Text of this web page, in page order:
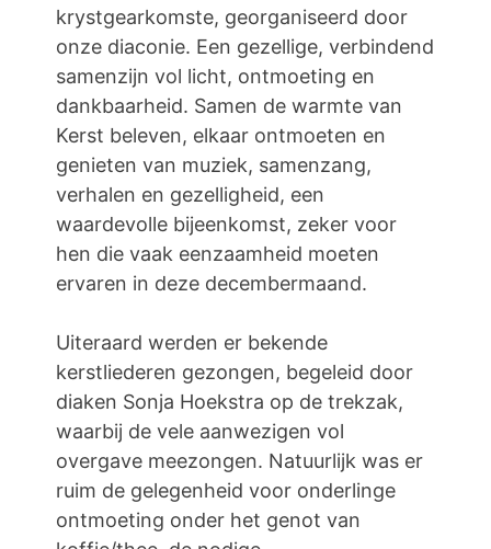
krystgearkomste, georganiseerd door
onze diaconie. Een gezellige, verbindend
samenzijn vol licht, ontmoeting en
dankbaarheid. Samen de warmte van
Kerst beleven, elkaar ontmoeten en
genieten van muziek, samenzang,
verhalen en gezelligheid, een
waardevolle bijeenkomst, zeker voor
hen die vaak eenzaamheid moeten
ervaren in deze decembermaand.
Uiteraard werden er bekende
kerstliederen gezongen, begeleid door
diaken Sonja Hoekstra op de trekzak,
waarbij de vele aanwezigen vol
overgave meezongen. Natuurlijk was er
ruim de gelegenheid voor onderlinge
ontmoeting onder het genot van